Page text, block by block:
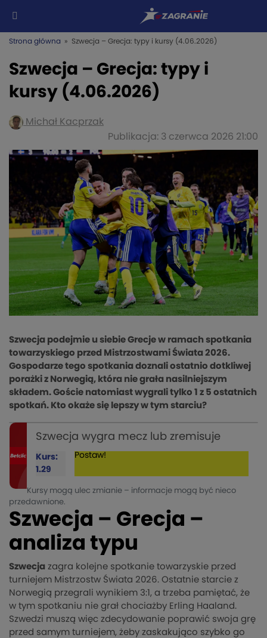
Strona główna » Szwecja – Grecja: typy i kursy (4.06.2026)
Szwecja – Grecja: typy i
kursy (4.06.2026)
Michał Kacprzak
Publikacja: 3 czerwca 2026 21:00
Szwecja podejmie u siebie Grecje w ramach spotkania
towarzyskiego przed Mistrzostwami Świata 2026.
Gospodarze tego spotkania doznali ostatnio dotkliwej
porażki z Norwegią, która nie grała nasilniejszym
składem. Goście natomiast wygrali tylko 1 z 5 ostatnich
spotkań. Kto okaże się lepszy w tym starciu?
Szwecja wygra mecz lub zremisuje
Kurs:
1.29
Postaw!
Kursy mogą ulec zmianie – informacje mogą być nieco
przedawnione.
Szwecja – Grecja –
analiza typu
Szwecja zagra kolejne spotkanie towarzyskie przed
turniejem Mistrzostw Świata 2026. Ostatnie starcie z
Norwegią przegrali wynikiem 3:1, a trzeba pamiętać, że
w tym spotkaniu nie grał chociażby Erling Haaland.
Szwedzi muszą więc zdecydowanie poprawić swoja grę
przed samym turniejem, żeby zaskakująco szybko go